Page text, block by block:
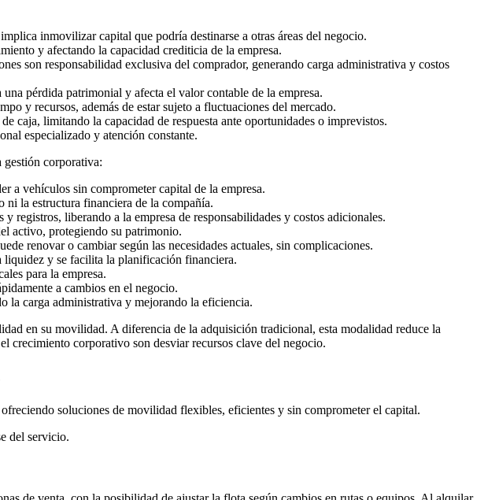
inmovilizar capital que podría destinarse a otras áreas del negocio.
y afectando la capacidad crediticia de la empresa.
son responsabilidad exclusiva del comprador, generando carga administrativa y costos
pérdida patrimonial y afecta el valor contable de la empresa.
y recursos, además de estar sujeto a fluctuaciones del mercado.
caja, limitando la capacidad de respuesta ante oportunidades o imprevistos.
especializado y atención constante.
gestión corporativa:
a vehículos sin comprometer capital de la empresa.
ni la estructura financiera de la compañía.
registros, liberando a la empresa de responsabilidades y costos adicionales.
activo, protegiendo su patrimonio.
renovar o cambiar según las necesidades actuales, sin complicaciones.
y se facilita la planificación financiera.
para la empresa.
a cambios en el negocio.
la carga administrativa y mejorando la eficiencia.
en su movilidad. A diferencia de la adquisición tradicional, esta modalidad reduce la
crecimiento corporativo son desviar recursos clave del negocio.
soluciones de movilidad flexibles, eficientes y sin comprometer el capital.
del servicio.